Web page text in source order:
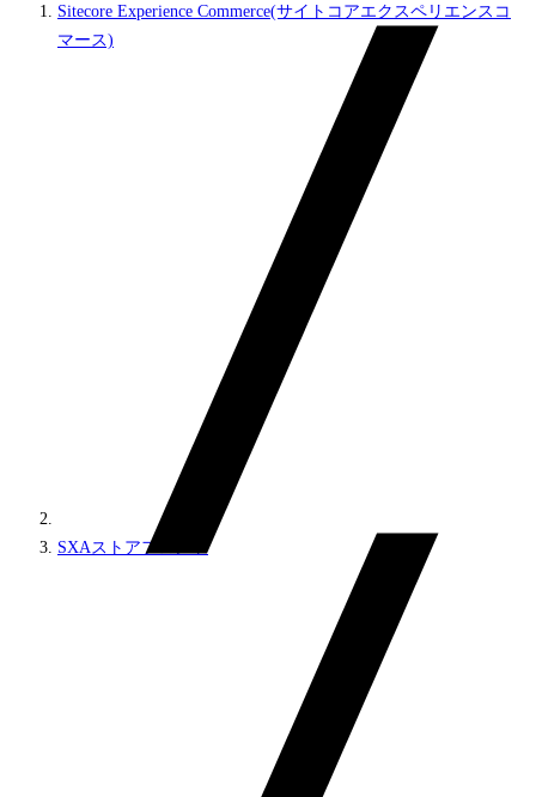
Sitecore Experience Commerce(サイトコアエクスペリエンスコ
マース)
SXAストアフロント